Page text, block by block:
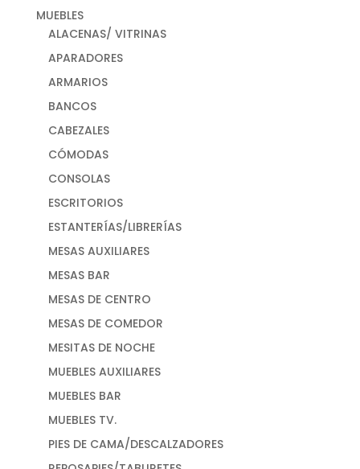
MUEBLES
ALACENAS/ VITRINAS
APARADORES
ARMARIOS
BANCOS
CABEZALES
CÓMODAS
CONSOLAS
ESCRITORIOS
ESTANTERÍAS/LIBRERÍAS
MESAS AUXILIARES
MESAS BAR
MESAS DE CENTRO
MESAS DE COMEDOR
MESITAS DE NOCHE
MUEBLES AUXILIARES
MUEBLES BAR
MUEBLES TV.
PIES DE CAMA/DESCALZADORES